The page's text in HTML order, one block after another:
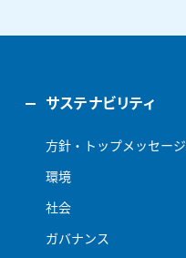
サステナビリティ
方針・トップメッセージ
環境
社会
ガバナンス